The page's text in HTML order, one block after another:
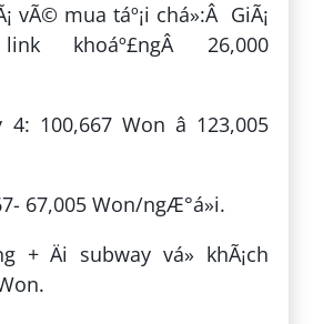
vÃ© mua táº¡i chá»:Â GiÃ¡
khoáº£ngÂ 26,000
100,667 Won â 123,005
67,005 Won/ngÆ°á»i.
+ Äi subway vá» khÃ¡ch